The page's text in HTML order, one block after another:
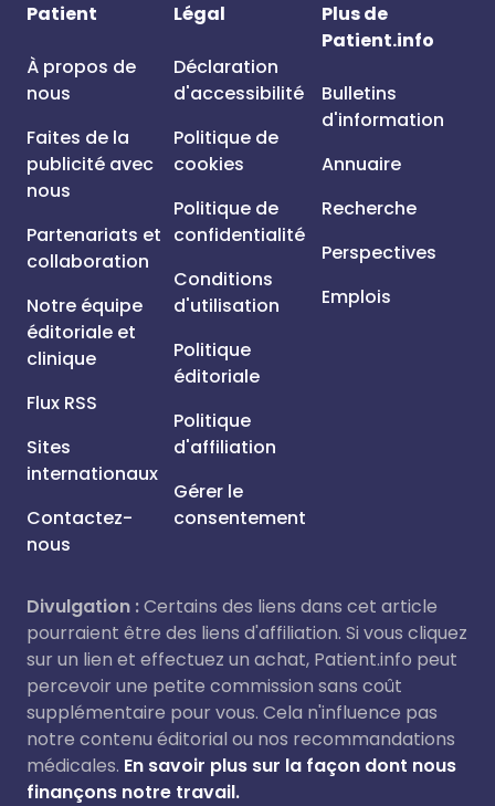
Patient
À propos de
nous
Faites de la
publicité avec
nous
Partenariats et
collaboration
Notre équipe
éditoriale et
clinique
Flux RSS
Sites
internationaux
Contactez-
nous
Légal
Déclaration
d'accessibilité
Politique de
cookies
Politique de
confidentialité
Conditions
d'utilisation
Politique
éditoriale
Politique
d'affiliation
Gérer le
consentement
Plus de
Patient.info
Bulletins
d'information
Annuaire
Recherche
Perspectives
Emplois
Divulgation :Certains des liens dans cet article
pourraient être des liens d'affiliation. Si vous cliquez
sur un lien et effectuez un achat, Patient.info peut
percevoir une petite commission sans coût
supplémentaire pour vous. Cela n'influence pas
notre contenu éditorial ou nos recommandations
médicales. En savoir plus sur la façon dont nous
finançons notre travail.